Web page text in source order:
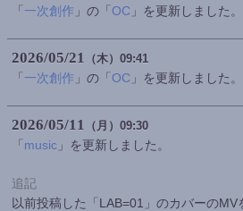
「 一次創作 」の「 OC 」を更新しました。
2026 05 21 （木） 09:41
「 一次創作 」の「 OC 」を更新しました。
2026 05 11 （月） 09:30
「 music 」を更新しました。
追記
以前投稿した「LAB=01」のカバーのMV